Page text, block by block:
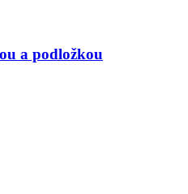
a podložkou